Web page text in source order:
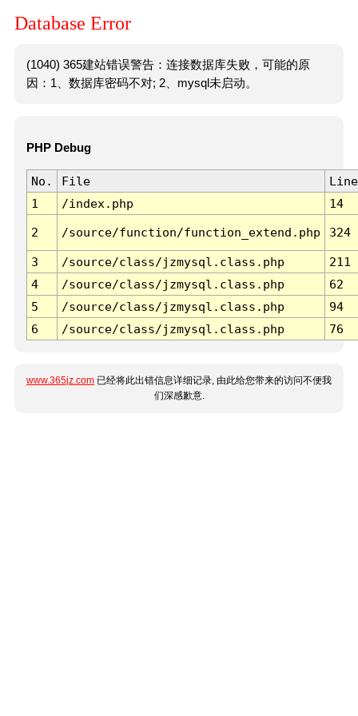
Database Error
(1040) 365建站错误警告：连接数据库失败，可能的原
因：1、数据库密码不对; 2、mysql未启动。
PHP Debug
No. File
Line
1
/index.php 14
2 /source/function/function_extend.php 324
3 /source/class/jzmysql.class.php
211
4
/source/class/jzmysql.class.php
62
5
/source/class/jzmysql.class.php
94
6
/source/class/jzmysql.class.php 76
www.365jz.com 已经将此出错信息详细记录, 由此给您带来的访问不便我
们深感歉意.